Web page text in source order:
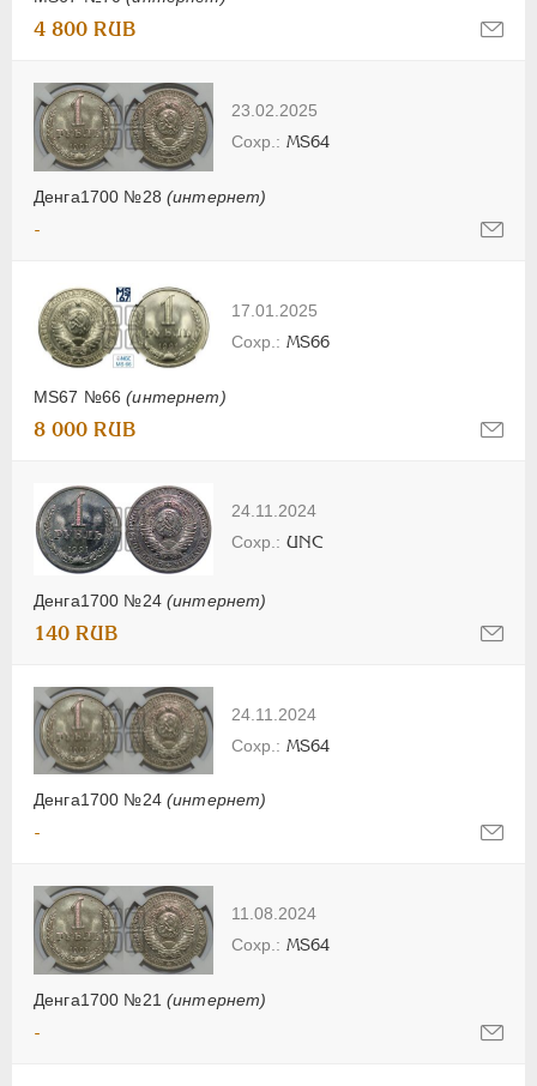
4 800 RUB
23.02.2025
Денга1700 №28 (интернет)
MS64
-
17.01.2025
MS67 №66(интернет)
MS66
8 000 RUB
24.11.2024
Денга1700 №24 (интернет)
UNC
140 RUB
24.11.2024
Денга1700 №24 (интернет)
MS64
-
11.08.2024
Денга1700 №21 (интернет)
MS64
-